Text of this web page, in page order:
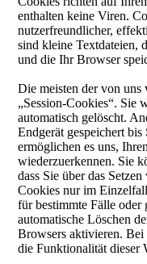
enthalten keine Viren.
nutzerfreundlicher,
sind kleine Textdateien,
und die Ihr Browser
Die meisten der von uns
„Session-Cookies“. Sie
automatisch gelöscht.
Endgerät gespeichert
ermöglichen es uns,
wiederzuerkennen. Sie
dass Sie über das
Cookies nur im
für bestimmte Fälle oder
automatische Löschen
Browsers aktivieren.
die Funktionalität dieser